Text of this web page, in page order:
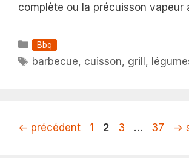
complète ou la précuisson vapeur
Catégories
Bbq
Étiquettes
barbecue, cuisson, grill,
← précédent Page
1 Page
2 Page
3 … Page
37 →